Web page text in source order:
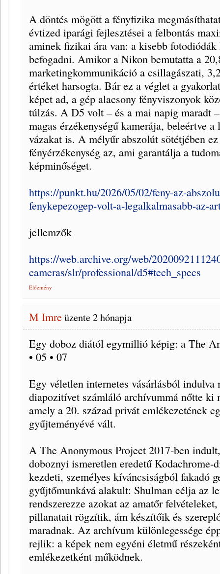
A döntés mögött a fényfizika
évtized iparági fejlesztései a felbontás
aminek fizikai ára van: a kisebb fotodiódák
befogadni. Amikor a Nikon bemutatta a
marketingkommunikáció a csillagászati,
értéket harsogta. Bár ez a véglet a
képet ad, a gép alacsony fényviszonyok
túlzás. A D5 volt – és a mai napig maradt
magas érzékenységű kamerája, beleértve
vázakat is. A mélyűr abszolút sötétjében
fényérzékenység az, ami garantálja a
képminőséget.
https://punkt.hu/2026/05/02/feny-az-
fenykepezogep-volt-a-legalkalmasabb-az-
jellemzők
https://web.archive.org/web/
cameras/slr/professional/d5#tech_specs
Előzmény
M Imreüzente2 hónapja
Egy doboz diától egymillió képig: a The
• 05 • 07
Egy véletlen internetes vásárlásból
diapozitívet számláló archívummá nőtte ki
amely a 20. század privát emlékezetének
gyűjteményévé vált.
A The Anonymous Project 2017-ben
doboznyi ismeretlen eredetű
kezdeti, személyes kíváncsiságból fakadó
gyűjtőmunkává alakult: Shulman célja az
rendszerezze azokat az amatőr
pillanatait rögzítik, ám készítőik és
maradnak. Az archívum különlegessége
rejlik: a képek nem egyéni életmű
emlékezetként működnek.